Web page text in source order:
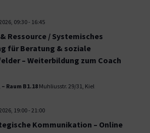
09:30- 16:45
Ressource / Systemisches
für Beratung & soziale
– Weiterbildung zum Coach
Raum B1.18 Muhliusstr. 29/31, Kiel
19:00- 21:00
Kommunikation – Online